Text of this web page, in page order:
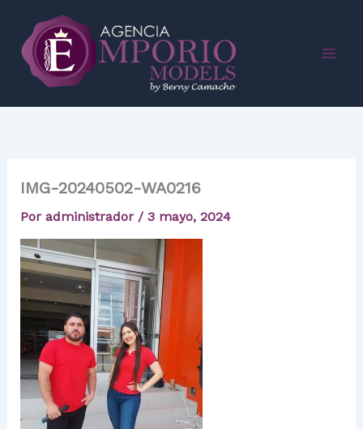
contenido
IMG-20240502-WA0216
Por administrador / 3 mayo, 2024